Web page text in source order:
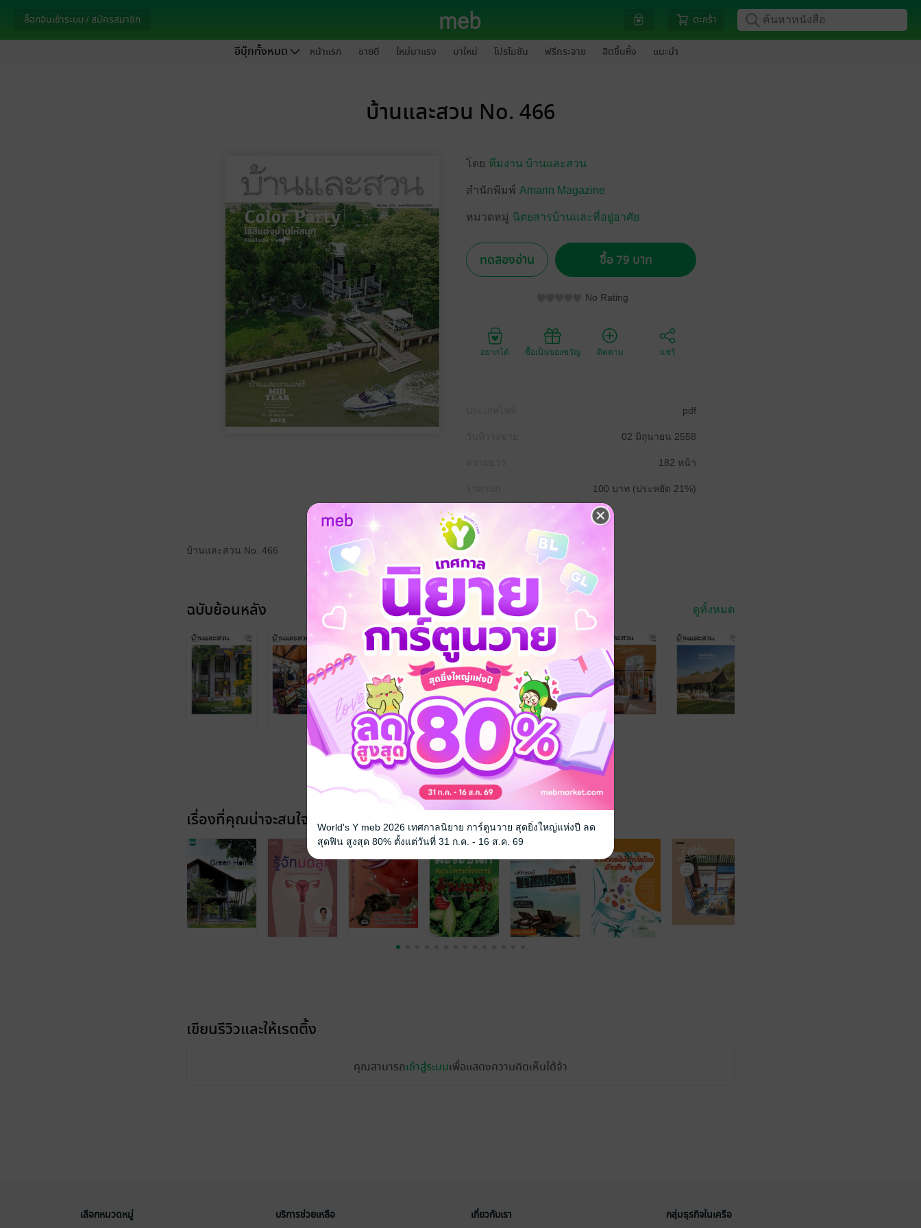
ล็อกอินเข้าระบบ / สมัครสมาชิก ตะกร้า
อีบุ๊กทั้งหมด หน้าแรก ขายดี ใหม่มาแรง มาใหม่ โปรโมชัน ฟรีกระจาย ฮิตขึ้นหิ้ง แนะนำ
บ้านและสวน No. 466
โดย ทีมงาน บ้านและสวน
สำนักพิมพ์ Amarin Magazine
หมวดหมู่ นิตยสารบ้านและที่อยู่อาศัย
ทดลองอ่าน ซื้อ 79 บาท
No Rating
อยากได้ ซื้อเป็นของขวัญ ติดตาม แชร์
pdf
02 มิถุนายน 2558
182 หน้า
100 บาท (ประหยัด 21%)
บ้านและสวน No. 466
ฉบับย้อนหลัง ดูทั้งหมด
เรื่องที่คุณน่าจะสนใจ
เขียนรีวิวและให้เรตติ้ง
คุณสามารถเข้าสู่ระบบเพื่อแสดงความคิดเห็นได้จ้า
เลือกหมวดหมู่ บริการช่วยเหลือ เกี่ยวกับเรา กลุ่มธุรกิจในเครือ
World's Y meb 2026 เทศกาลนิยาย การ์ตูนวาย สุดยิ่งใหญ่แห่งปี ลด
สุดฟิน สูงสุด 80% ตั้งแต่วันที่ 31 ก.ค. - 16 ส.ค. 69